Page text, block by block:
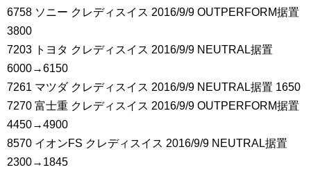
6758 ソニー クレディスイス 2016/9/9 OUTPERFORM据置
3800
7203 トヨタ クレディスイス 2016/9/9 NEUTRAL据置
6000→6150
7261 マツダ クレディスイス 2016/9/9 NEUTRAL据置 1650
7270 富士重 クレディスイス 2016/9/9 OUTPERFORM据置
4450→4900
8570 イオンFS クレディスイス 2016/9/9 NEUTRAL据置
2300→1845